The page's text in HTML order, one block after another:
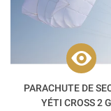
PARACHUTE DE
YÉTI CROSS 2